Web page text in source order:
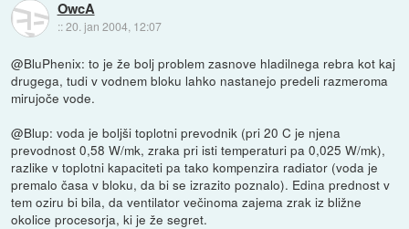
OwcA
::20. jan 2004, 12:07
@BluPhenix: to je že bolj problem zasnove hladilnega rebra kot kaj
drugega, tudi v vodnem bloku lahko nastanejo predeli razmeroma
mirujoče vode.
@Blup: voda je boljši toplotni prevodnik (pri 20 C je njena
prevodnost 0,58 W/mk, zraka pri isti temperaturi pa 0,025 W/mk),
razlike v toplotni kapaciteti pa tako kompenzira radiator (voda je
premalo časa v bloku, da bi se izrazito poznalo). Edina prednost v
tem oziru bi bila, da ventilator večinoma zajema zrak iz bližne
okolice procesorja, ki je že segret.